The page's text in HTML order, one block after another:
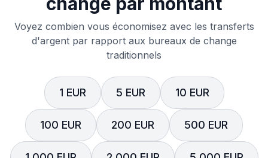
Voyez combien vous économisez avec les transferts
d'argent par rapport aux bureaux de change
traditionnels
1 EUR 5 EUR 10 EUR
100 EUR 200 EUR 500 EUR